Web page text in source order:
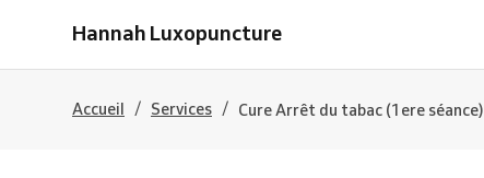
Hannah Luxopuncture
Accueil / Services / Cure Arrêt du tabac (1ere séance)